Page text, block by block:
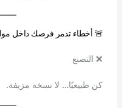
🚨 أخطاء تدمر فرصك داخل
❌ التصنع
كن طبيعيًا… لا نسخة مزيفة.